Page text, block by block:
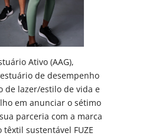
Ativo (AAG),
de desempenho
de lazer/estilo de vida e
em anunciar o sétimo
parceria com a marca
sustentável FUZE